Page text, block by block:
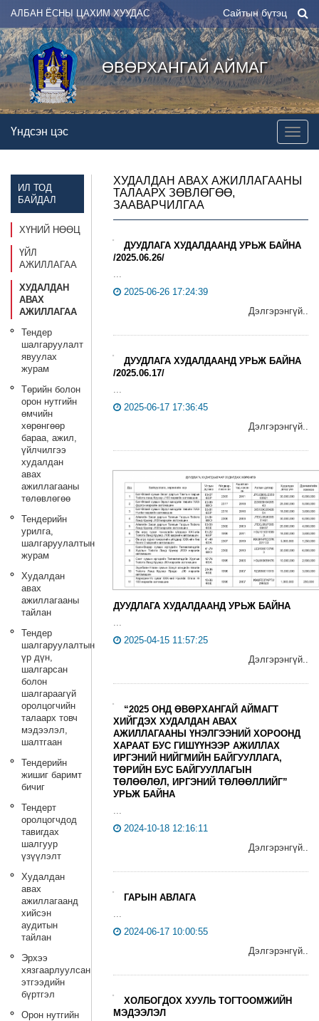
АЛБАН ЁСНЫ ЦАХИМ ХУУДАС Сайтын бүтэц
ӨВӨРХАНГАЙ АЙМАГ
Үндсэн цэс
ИЛ ТОД
БАЙДАЛ
ХҮНИЙ НӨӨЦ
ҮЙЛ
АЖИЛЛАГАА
ХУДАЛДАН
АВАХ
АЖИЛЛАГАА
Тендер
шалгаруулалт
явуулах
журам
Төрийн болон
орон нутгийн
өмчийн
хөрөнгөөр
бараа, ажил,
үйлчилгээ
худалдан
авах
ажиллагааны
төлөвлөгөө
Тендерийн
урилга,
шалгаруулалтын
журам
Худалдан
авах
ажиллагааны
тайлан
Тендер
шалгаруулалтын
үр дүн,
шалгарсан
болон
шалгараагүй
оролцогчийн
талаарх товч
мэдээлэл,
шалтгаан
Тендерийн
жишиг баримт
бичиг
Тендерт
оролцогчдод
тавигдах
шалгуур
үзүүлэлт
Худалдан
авах
ажиллагаанд
хийсэн
аудитын
тайлан
Эрхээ
хязгаарлуулсан
этгээдийн
бүртгэл
Орон нутгийн
ХУДАЛДАН АВАХ АЖИЛЛАГААНЫ
ТАЛААРХ ЗӨВЛӨГӨӨ,
ЗААВАРЧИЛГАА
ДУУДЛАГА ХУДАЛДААНД УРЬЖ БАЙНА
/2025.06.26/
...
2025-06-26 17:24:39
Дэлгэрэнгүй..
ДУУДЛАГА ХУДАЛДААНД УРЬЖ БАЙНА
/2025.06.17/
...
2025-06-17 17:36:45
Дэлгэрэнгүй..
ДУУДЛАГА ХУДАЛДААНД УРЬЖ БАЙНА
2025-04-15 11:57:25
Дэлгэрэнгүй..
“2025 ОНД ӨВӨРХАНГАЙ АЙМАГТ
ХИЙГДЭХ ХУДАЛДАН АВАХ
АЖИЛЛАГААНЫ ҮНЭЛГЭЭНИЙ ХОРООНД
ХАРААТ БУС ГИШҮҮНЭЭР АЖИЛЛАХ
ИРГЭНИЙ НИЙГМИЙН БАЙГУУЛЛАГА,
ТӨРИЙН БУС БАЙГУУЛЛАГЫН
ТӨЛӨӨЛӨЛ, ИРГЭНИЙ ТӨЛӨӨЛЛИЙГ”
УРЬЖ БАЙНА
2024-10-18 12:16:11
Дэлгэрэнгүй..
ГАРЫН АВЛАГА
2024-06-17 10:00:55
Дэлгэрэнгүй..
ХОЛБОГДОХ ХУУЛЬ ТОГТООМЖИЙН
МЭДЭЭЛЭЛ